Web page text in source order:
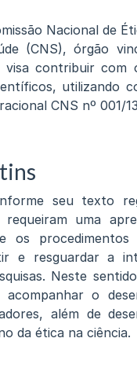
Nacional de
(CNS), órgão
visa contribuir
utilizando
CNS nº 001/
seu texto
uma
os
e resguardar a
Neste
o
além de
da ética na ciência.